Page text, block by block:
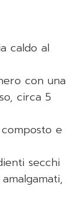
caldo al
con una
circa 5
e
secchi